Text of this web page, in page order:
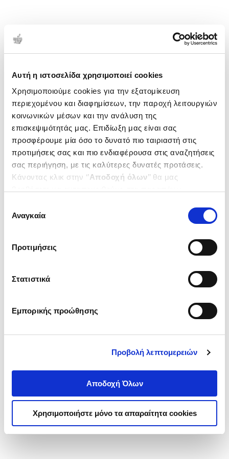
Αυτή η ιστοσελίδα χρησιμοποιεί cookies
Χρησιμοποιούμε cookies για την εξατομίκευση
περιεχομένου και διαφημίσεων, την παροχή λειτουργιών
κοινωνικών μέσων και την ανάλυση της
επισκεψιμότητάς μας. Επιδίωξη μας είναι σας
προσφέρουμε μία όσο το δυνατό πιο ταιριαστή στις
προτιμήσεις σας και πιο ενδιαφέρουσα στις αναζητήσεις
σας περιήγηση, με τις καλύτερες δυνατές προτάσεις.
Κάνοντας κλικ στην ‘’Αποδοχή όλων’’ θα μας
ενδιαφέρουν και να επιλέξετε από τα παρακάτω με την
΄΄και να ενημερωθείτε σχετικά με
συγκατάθεσης
Αναγκαία
Προτιμήσεις
Στατιστικά
Εμπορικής προώθησης
Προβολή λεπτομερειών
Αποδοχή Όλων
Χρησιμοποιήστε μόνο τα απαραίτητα cookies